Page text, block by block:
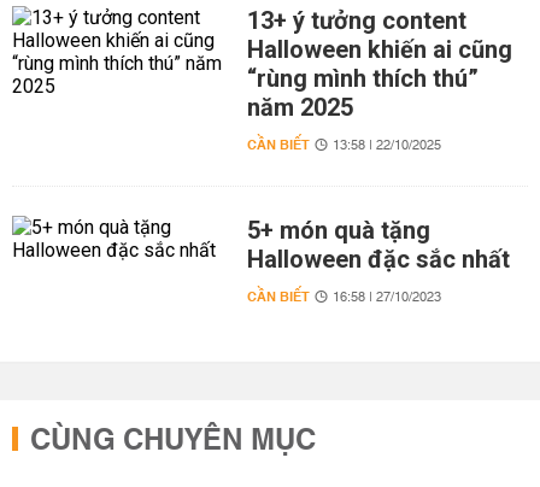
13+ ý tưởng content
Halloween khiến ai cũng
“rùng mình thích thú”
năm 2025
CẦN BIẾT 13:58 | 22/10/2025
5+ món quà tặng
Halloween đặc sắc nhất
CẦN BIẾT 16:58 | 27/10/2023
CÙNG CHUYÊN MỤC